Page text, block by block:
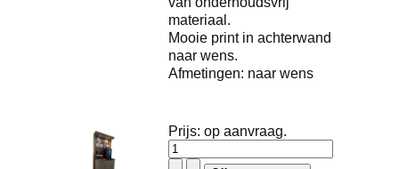
materiaal.
Mooie print in achterwand
naar wens.
Afmetingen: naar wens
Prijs: op aanvraag.